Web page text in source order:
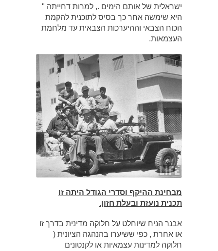
ישראלית של אותם הימים ., למרות דחייתה "
היא שימשה אחר כך בסיס לתוכנית להקמת
הכוח הצבאי וההיערכות הצבאית עד מלחמת
העצמאות.
מבחינת ההיקף וסדרי הגודל היתה זו
תכנית נועזת ובעלת חזון.
אבנר הניח שיוחלט על חלוקה מדינית בדרך זו
או אחרת , כפי ששיערו בהנהגה הציונית (
חלוקה למדינות עצמאיות או לקנטונים